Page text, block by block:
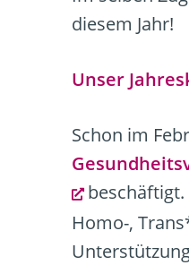
diesem Jahr!
Unser
Schon im
Homo-,